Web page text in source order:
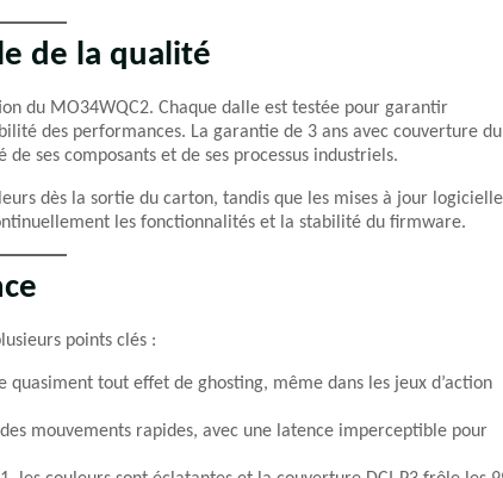
de la qualité
du MO34WQC2. Chaque dalle est testée pour garantir
des performances. La garantie de 3 ans avec couverture du
ses composants et de ses processus industriels.
dès la sortie du carton, tandis que les mises à jour
les fonctionnalités et la stabilité du firmware.
points clés :
tout effet de ghosting, même dans les jeux d’action
mouvements rapides, avec une latence imperceptible pour